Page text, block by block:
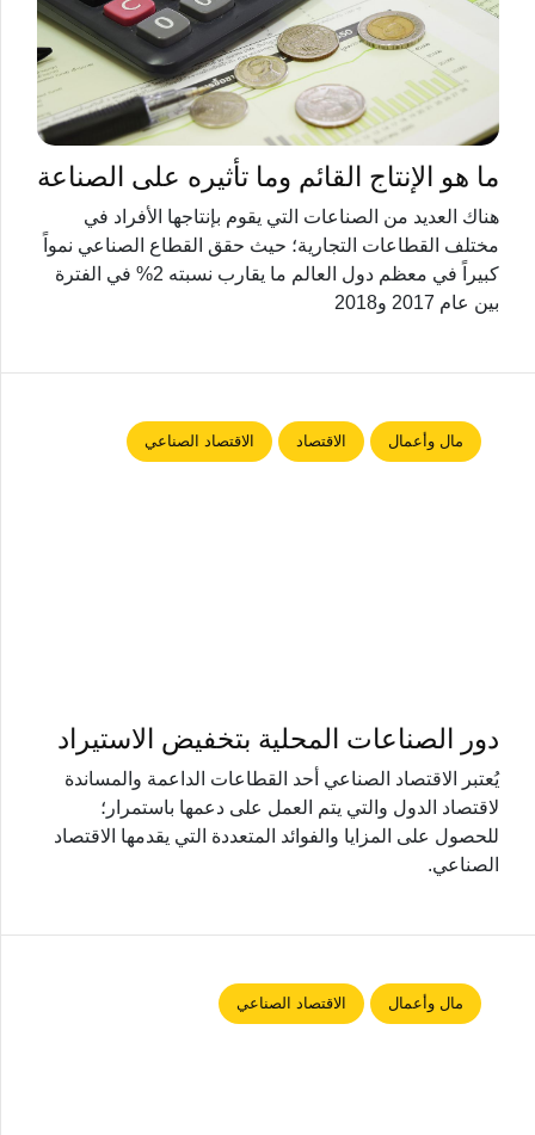
ما هو الإنتاج القائم وما تأثيره على الصناعة
هناك العديد من الصناعات التي يقوم بإنتاجها الأفراد في
مختلف القطاعات التجارية؛ حيث حقق القطاع الصناعي نمواً
كبيراً في معظم دول العالم ما يقارب نسبته 2% في الفترة
بين عام 2017 و2018
مال وأعمال الاقتصاد الاقتصاد الصناعي
دور الصناعات المحلية بتخفيض الاستيراد
يُعتبر الاقتصاد الصناعي أحد القطاعات الداعمة والمساندة
لاقتصاد الدول والتي يتم العمل على دعمها باستمرار؛
للحصول على المزايا والفوائد المتعددة التي يقدمها الاقتصاد
الصناعي.
مال وأعمال الاقتصاد الصناعي